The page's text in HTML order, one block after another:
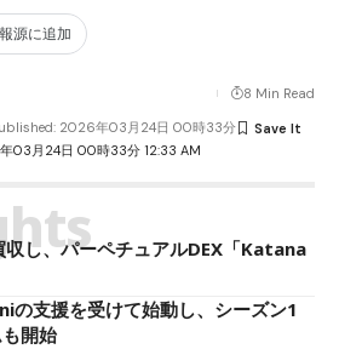
源に追加
03月24日 00時33分 12:33 AM
2026年03月24日 00時33分
8 Min Read
し、パーペチュアルDEX「Katana
の支援を受けて始動し、シーズン1
開始